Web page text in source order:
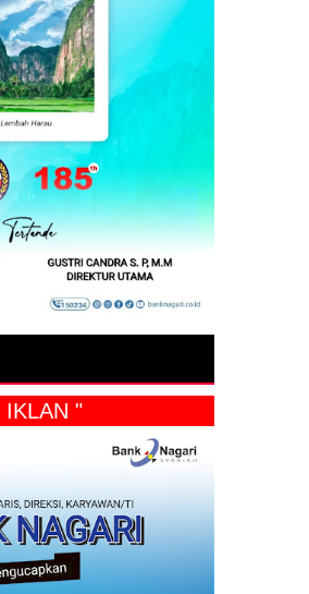
" IKLAN "